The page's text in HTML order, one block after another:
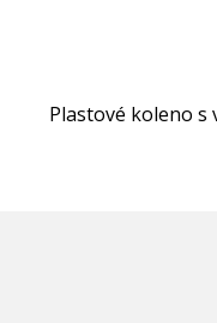
Plastové koleno s